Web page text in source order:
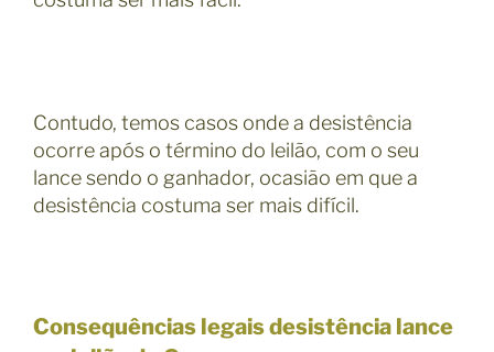
Contudo, temos casos onde a desistência
ocorre após o término do leilão, com o seu
lance sendo o ganhador, ocasião em que a
desistência costuma ser mais difícil.
Consequências legais desistência lance